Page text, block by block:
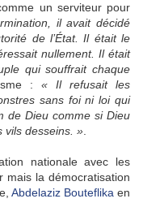
un serviteur pour
il avait décidé
de l’État. Il était le
nullement. Il était
qui souffrait chaque
:« Il refusait les
sans foi ni loi qui
de Dieu comme si Dieu
vils desseins. »
nationale avec les
mais la démocratisation
Abdelaziz Bouteflika en